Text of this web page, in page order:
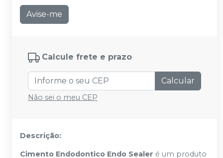
Avise-me
Calcule frete e prazo
Calcular
Não sei o meu CEP
Descrição:
Cimento Endodontico Endo Sealer é um produto